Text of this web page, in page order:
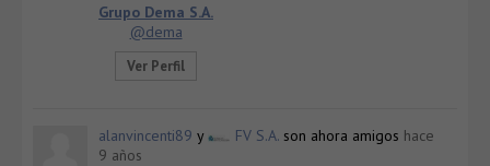
Grupo Dema S.A.
@dema
Ver Perfil
alanvincenti89 y FV S.A. son ahora amigos hace
9 años